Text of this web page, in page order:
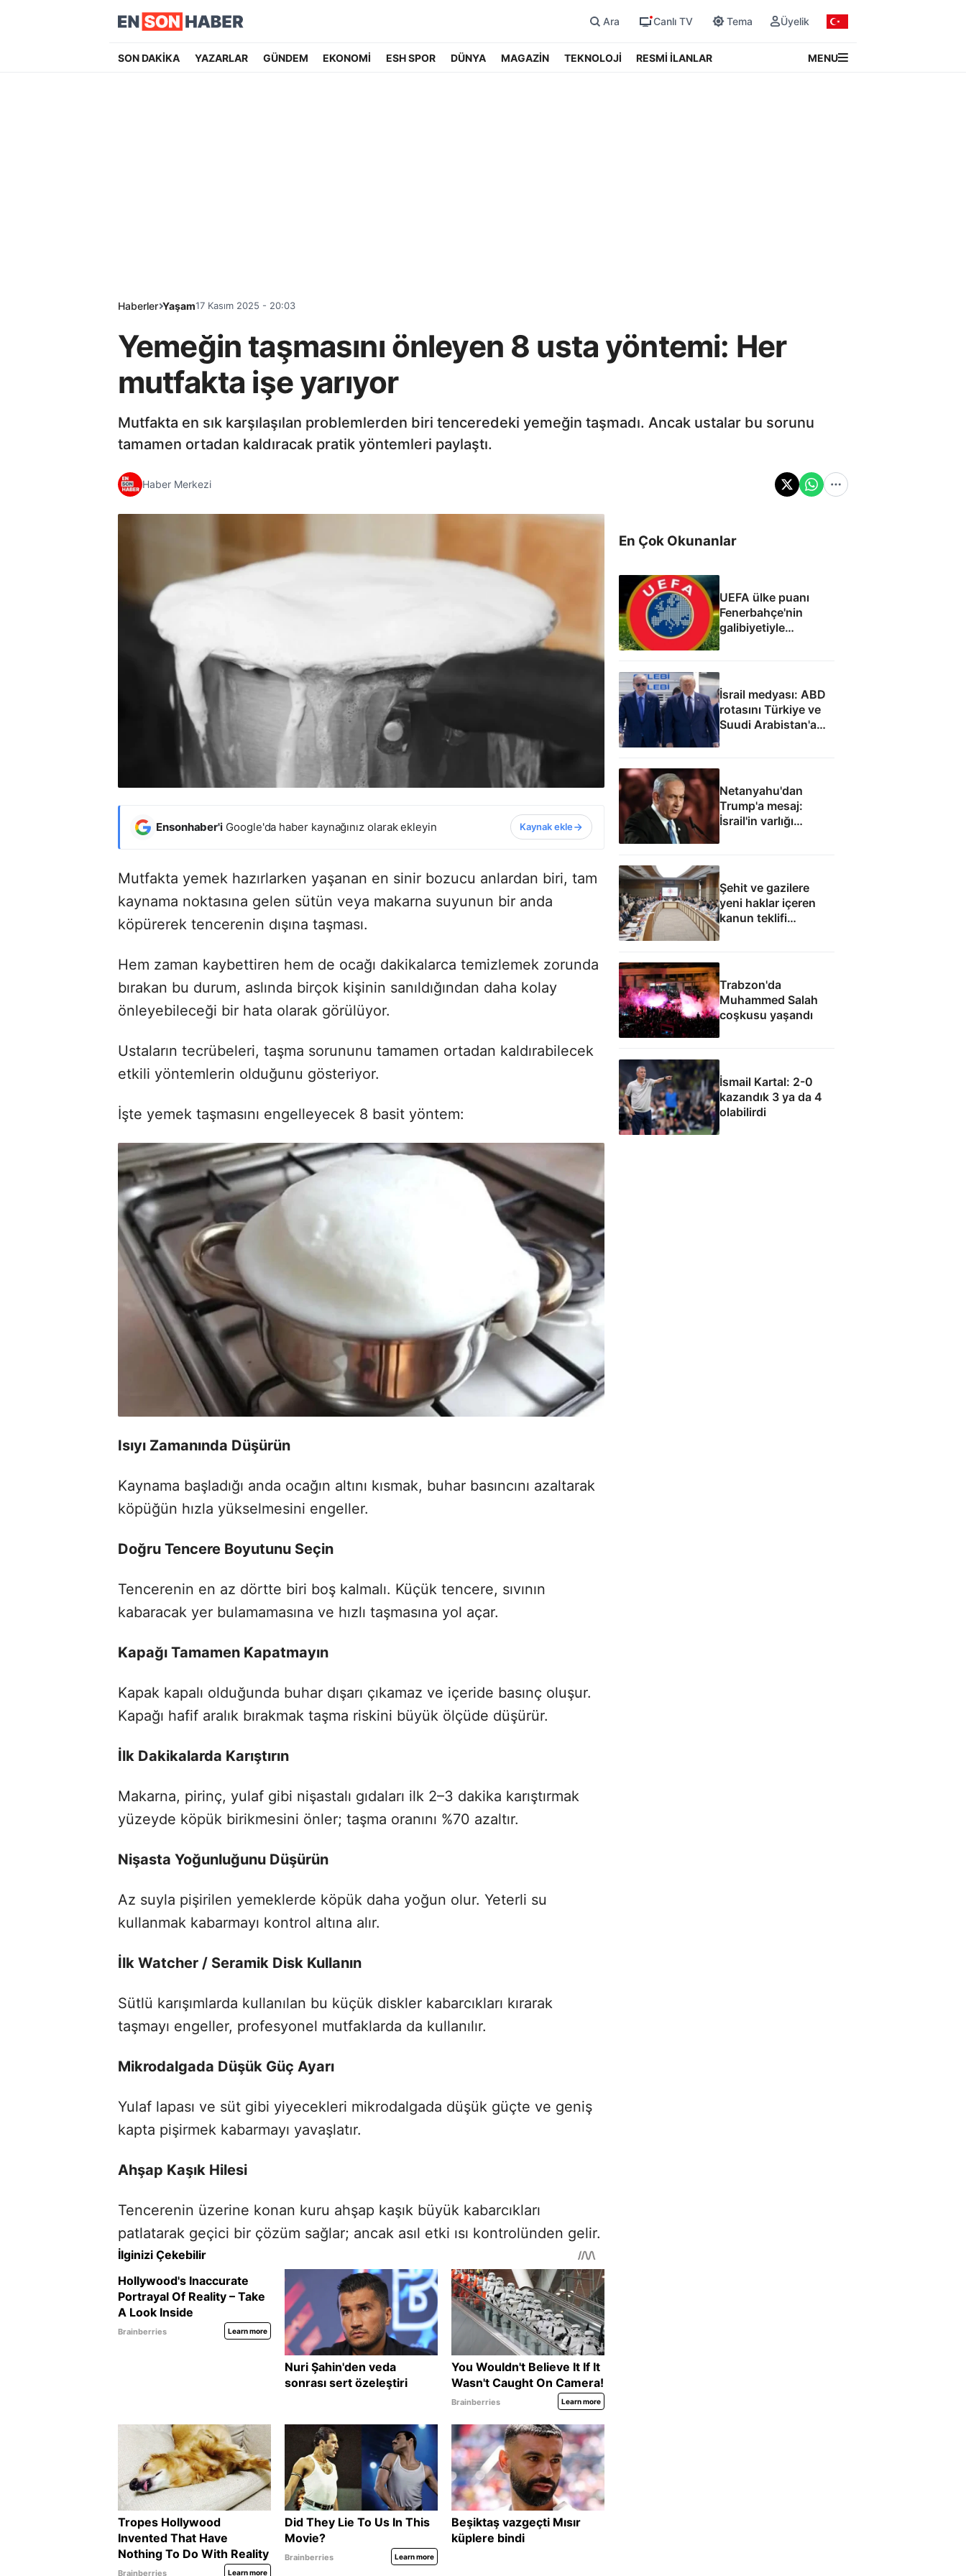
Ara Canlı TV Tema Üyelik
SON DAKİKA YAZARLAR GÜNDEM EKONOMİ ESH SPOR DÜNYA MAGAZİN TEKNOLOJİ RESMİ İLANLAR MENU
Haberler Yaşam17 Kasım 2025 - 20:03
Yemeğin taşmasını önleyen 8 usta yöntemi: Her
mutfakta işe yarıyor
Mutfakta en sık karşılaşılan problemlerden biri tenceredeki yemeğin taşmadı. Ancak ustalar bu sorunu
tamamen ortadan kaldıracak pratik yöntemleri paylaştı.
Haber Merkezi
Ensonhaber'i Google'da haber kaynağınız olarak ekleyin Kaynak ekle
Mutfakta yemek hazırlarken yaşanan en sinir bozucu anlardan biri, tam
kaynama noktasına gelen sütün veya makarna suyunun bir anda
köpürerek tencerenin dışına taşması.
Hem zaman kaybettiren hem de ocağı dakikalarca temizlemek zorunda
bırakan bu durum, aslında birçok kişinin sanıldığından daha kolay
önleyebileceği bir hata olarak görülüyor.
Ustaların tecrübeleri, taşma sorununu tamamen ortadan kaldırabilecek
etkili yöntemlerin olduğunu gösteriyor.
İşte yemek taşmasını engelleyecek 8 basit yöntem:
Isıyı Zamanında Düşürün
Kaynama başladığı anda ocağın altını kısmak, buhar basıncını azaltarak
köpüğün hızla yükselmesini engeller.
Doğru Tencere Boyutunu Seçin
Tencerenin en az dörtte biri boş kalmalı. Küçük tencere, sıvının
kabaracak yer bulamamasına ve hızlı taşmasına yol açar.
Kapağı Tamamen Kapatmayın
Kapak kapalı olduğunda buhar dışarı çıkamaz ve içeride basınç oluşur.
Kapağı hafif aralık bırakmak taşma riskini büyük ölçüde düşürür.
İlk Dakikalarda Karıştırın
Makarna, pirinç, yulaf gibi nişastalı gıdaları ilk 2–3 dakika karıştırmak
yüzeyde köpük birikmesini önler; taşma oranını %70 azaltır.
Nişasta Yoğunluğunu Düşürün
Az suyla pişirilen yemeklerde köpük daha yoğun olur. Yeterli su
kullanmak kabarmayı kontrol altına alır.
İlk Watcher / Seramik Disk Kullanın
Sütlü karışımlarda kullanılan bu küçük diskler kabarcıkları kırarak
taşmayı engeller, profesyonel mutfaklarda da kullanılır.
Mikrodalgada Düşük Güç Ayarı
Yulaf lapası ve süt gibi yiyecekleri mikrodalgada düşük güçte ve geniş
kapta pişirmek kabarmayı yavaşlatır.
Ahşap Kaşık Hilesi
Tencerenin üzerine konan kuru ahşap kaşık büyük kabarcıkları
patlatarak geçici bir çözüm sağlar; ancak asıl etki ısı kontrolünden gelir.
En Çok Okunanlar
UEFA ülke puanı
Fenerbahçe'nin
galibiyetiyle
güncellendi
İsrail medyası: ABD
rotasını Türkiye ve
Suudi Arabistan'a
çevirdi
Netanyahu'dan
Trump'a mesaj:
İsrail'in varlığı
Şehit ve gazilere
yeni haklar içeren
kanun teklifi
komisyondan geçti
Trabzon'da
Muhammed Salah
coşkusu yaşandı
İsmail Kartal: 2-0
kazandık 3 ya da 4
olabilirdi